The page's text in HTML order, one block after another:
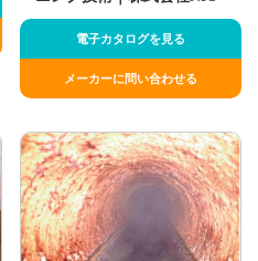
電子カタログを見る
メーカーに問い合わせる